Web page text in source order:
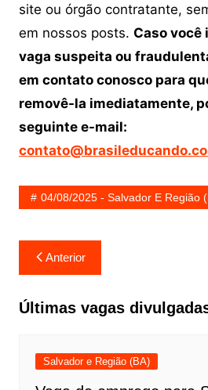
site ou órgão contratante,
em nossos posts. Caso
vaga suspeita ou
em contato conosco para
removê-la imediatamente,
seguinte e-mail:
04/08/2025 - Salvador E Região
Navegação
de
Post
Anterior
Últimas vagas
Salvador e Região (BA)